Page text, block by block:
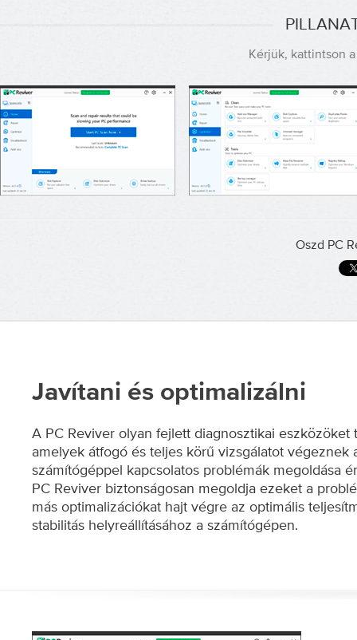
Kérjük, kattintson
Oszd PC
Javítani és optimalizálni
A PC Reviver olyan fejlett diagnosztikai eszközöket
amelyek átfogó és teljes körű vizsgálatot végeznek
számítógéppel kapcsolatos problémák megoldása
PC Reviver biztonságosan megoldja ezeket a
más optimalizációkat hajt végre az optimális
stabilitás helyreállításához a számítógépen.